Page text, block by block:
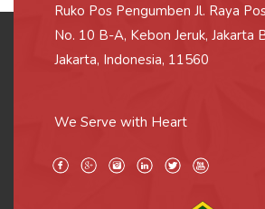
Ruko Pos Pengumben Jl. Raya
No. 10 B-A, Kebon Jeruk, Jakarta
Jakarta, Indonesia, 11560
We Serve with Heart